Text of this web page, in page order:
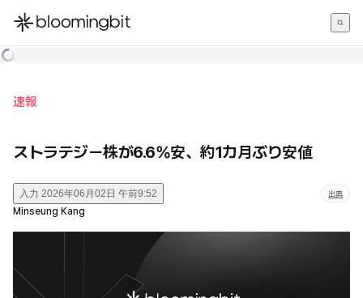
한국어
速報
ストラテジー株が6.6%安、約1カ月ぶり安値
入力 2026年06月02日 午前9:52 出典
Minseung Kang